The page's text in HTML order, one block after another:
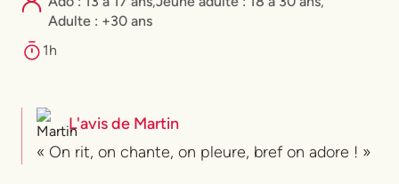
Adulte : +30 ans
1h
L'avis de Martin
« On rit, on chante, on pleure, bref on adore ! »